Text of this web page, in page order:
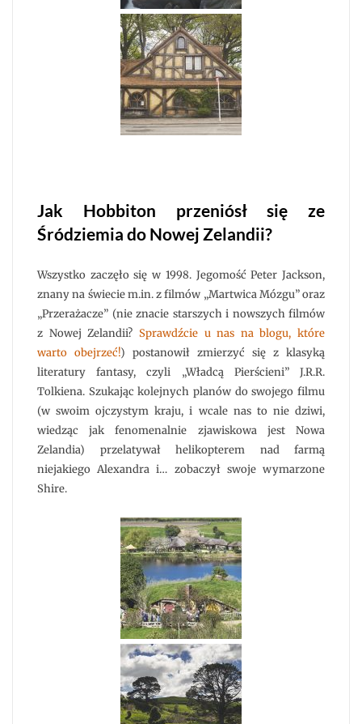
Jak Hobbiton przeniósł się ze
Śródziemia do Nowej Zelandii?
Wszystko zaczęło się w 1998. Jegomość Peter Jackson,
znany na świecie m.in. z filmów „Martwica Mózgu” oraz
„Przerażacze” (nie znacie starszych i nowszych filmów
z Nowej Zelandii? Sprawdźcie u nas na blogu, które
warto obejrzeć!) postanowił zmierzyć się z klasyką
literatury fantasy, czyli „Władcą Pierścieni” J.R.R.
Tolkiena. Szukając kolejnych planów do swojego filmu
(w swoim ojczystym kraju, i wcale nas to nie dziwi,
wiedząc jak fenomenalnie zjawiskowa jest Nowa
Zelandia) przelatywał helikopterem nad farmą
niejakiego Alexandra i… zobaczył swoje wymarzone
Shire.